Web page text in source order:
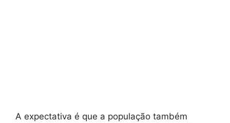
A expectativa é que a população também